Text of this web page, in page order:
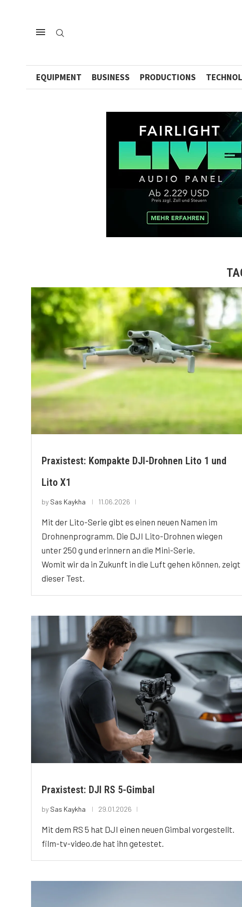
EQUIPMENT BUSINESS PRODUCTIONS
Praxistest: Kompakte DJI-Drohnen Lito 1 und
Lito X1
by Sas Kaykha 11.06.2026
Mit der Lito-Serie gibt es einen neuen Namen im
Drohnenprogramm. Die DJI Lito-Drohnen wiegen
unter 250 g und erinnern an die Mini-Serie.
Womit wir da in Zukunft in die Luft gehen können, zeigt
dieser Test.
Praxistest: DJI RS 5-Gimbal
by Sas Kaykha 29.01.2026
Mit dem RS 5 hat DJI einen neuen Gimbal vorgestellt.
film-tv-video.de hat ihn getestet.